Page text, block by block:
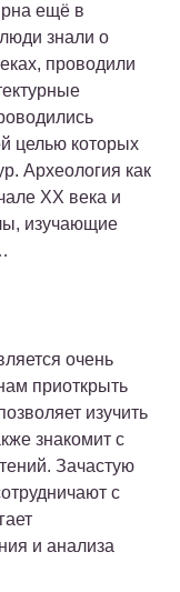
ещё в
знали о
проводили
целью которых
Археология как
ХХ века и
изучающие
очень
приоткрыть
изучить
знакомит с
Зачастую
с
и анализа